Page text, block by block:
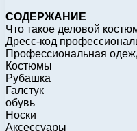
СОДЕРЖАНИЕ
Что такое деловой
Дресс-код
Профессиональная
Костюмы
Рубашка
Галстук
обувь
Носки
Аксессуары